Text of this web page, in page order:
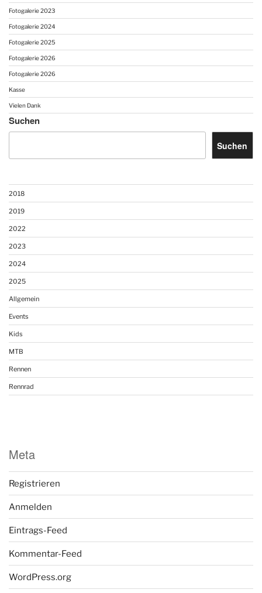
Fotogalerie 2023
Fotogalerie 2024
Fotogalerie 2025
Fotogalerie 2026
Fotogalerie 2026
Kasse
Vielen Dank
Suchen
Suchen
2018
2019
2022
2023
2024
2025
Allgemein
Events
Kids
MTB
Rennen
Rennrad
Meta
Registrieren
Anmelden
Eintrags-Feed
Kommentar-Feed
WordPress.org